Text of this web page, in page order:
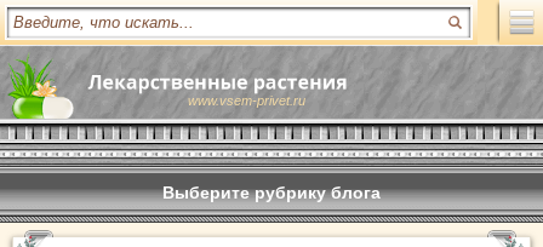
www.vsem-privet.ru
Выберите рубрику блога